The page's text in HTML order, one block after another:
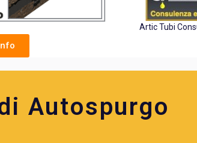
Artic Tubi
Autospurgo